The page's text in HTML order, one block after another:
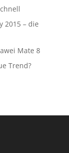
2015 – die
Mate 8
Trend?